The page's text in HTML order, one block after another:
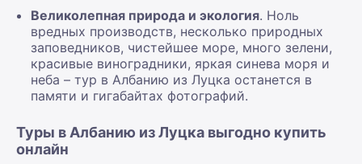
Великолепная природа и экология. Ноль
вредных производств, несколько природных
заповедников, чистейшее море, много зелени,
красивые виноградники, яркая синева моря и
неба – тур в Албанию из Луцка останется в
памяти и гигабайтах фотографий.
Туры в Албанию из Луцка выгодно купить
онлайн